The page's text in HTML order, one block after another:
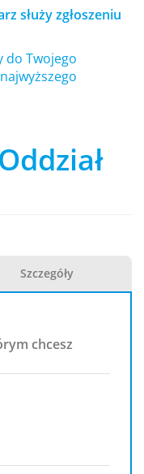
służy zgłoszeniu
do Twojego
Szczegóły
chcesz